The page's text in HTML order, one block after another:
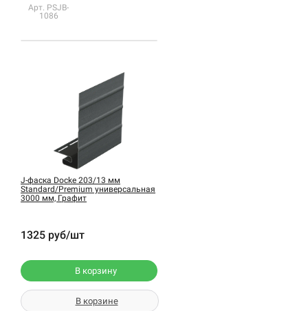
Арт. PSJB-
1086
J-фаска Docke 203/13 мм
Standard/Premium универсальная
3000 мм, Графит
1325 руб/шт
В корзину
В корзине